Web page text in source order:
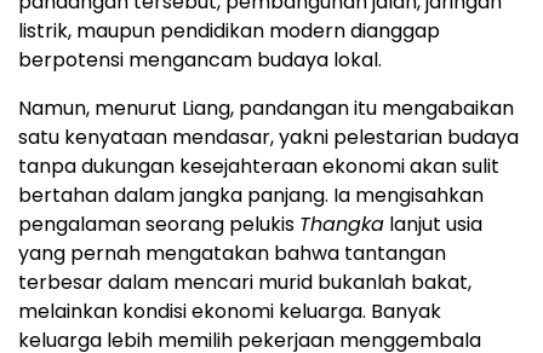
listrik, maupun pendidikan modern dianggap
berpotensi mengancam budaya lokal.
Namun, menurut Liang, pandangan itu mengabaikan
satu kenyataan mendasar, yakni pelestarian budaya
tanpa dukungan kesejahteraan ekonomi akan sulit
bertahan dalam jangka panjang. Ia mengisahkan
pengalaman seorang pelukis Thangka lanjut usia
yang pernah mengatakan bahwa tantangan
terbesar dalam mencari murid bukanlah bakat,
melainkan kondisi ekonomi keluarga. Banyak
keluarga lebih memilih pekerjaan menggembala